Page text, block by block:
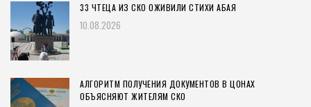
33 ЧТЕЦА ИЗ СКО ОЖИВИЛИ СТИХИ АБАЯ
10.08.2026
АЛГОРИТМ ПОЛУЧЕНИЯ ДОКУМЕНТОВ В ЦОНАХ
ОБЪЯСНЯЮТ ЖИТЕЛЯМ СКО